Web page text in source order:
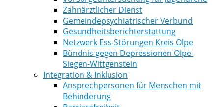
Zahnärztlicher Dienst
Gemeindepsychiatrischer Verbund
Gesundheitsberichterstattung
Netzwerk Ess-Störungen Kreis Olpe
Bündnis gegen Depressionen Olpe-
Siegen-Wittgenstein
Integration & Inklusion
Ansprechpersonen für Menschen mit
Behinderung